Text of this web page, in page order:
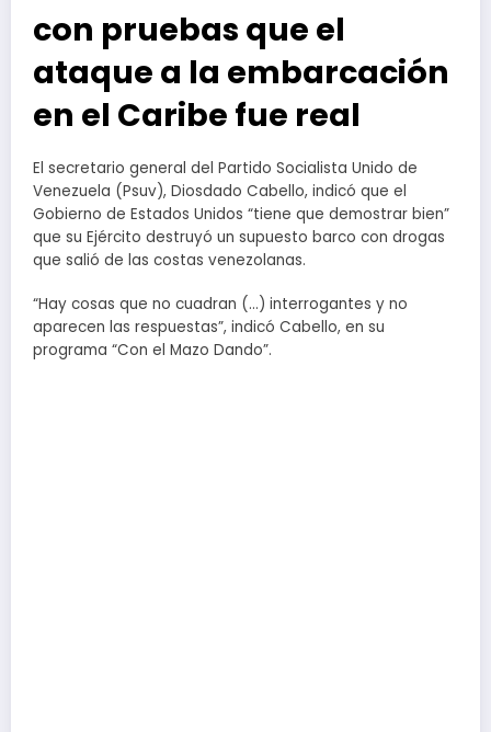
con pruebas que el
ataque a la embarcación
en el Caribe fue real
El secretario general del Partido Socialista Unido de
Venezuela (Psuv), Diosdado Cabello, indicó que el
Gobierno de Estados Unidos “tiene que demostrar bien”
que su Ejército destruyó un supuesto barco con drogas
que salió de las costas venezolanas.
“Hay cosas que no cuadran (…) interrogantes y no
aparecen las respuestas”, indicó Cabello, en su
programa “Con el Mazo Dando”.